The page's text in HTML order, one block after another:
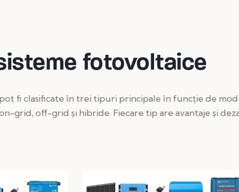
fotovoltaice
fi clasificate în trei tipuri principale în funcție de
grid, off-grid și hibride. Fiecare tip are avantaje și